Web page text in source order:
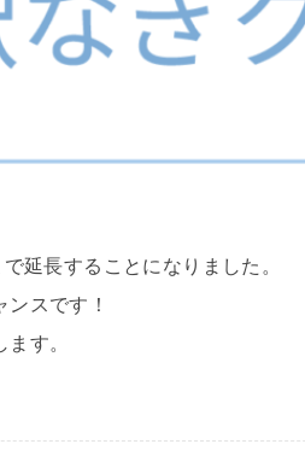
延長することになりました。
スです！
す。